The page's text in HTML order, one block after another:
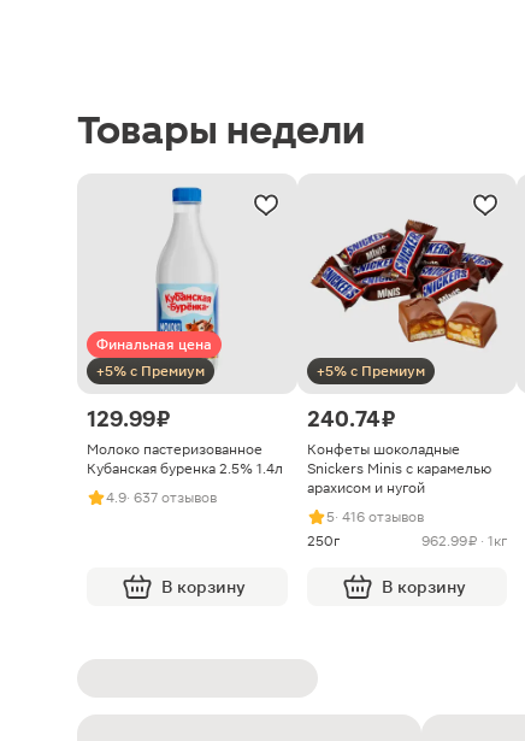
Товары недели
Финальная цена
+5% с Премиум
129.99 ₽
Молоко пастеризованное
Кубанская буренка 2.5% 1.4л
4.9· 637 отзывов
В корзину
+5% с Премиум
240.74 ₽
Конфеты шоколадные
Snickers Minis с карамелью
арахисом и нугой
5· 416 отзывов
250г
962.99 ₽ · 1кг
В корзину